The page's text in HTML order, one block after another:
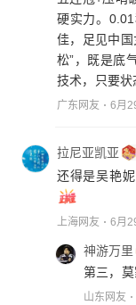
硬实力。
佳，足见中
松”，既是底
技术，只要状
广东网友 6月
拉尼亚凯亚
还得是吴艳
上海网友 6月
神游万里
第三，莫
山东网友